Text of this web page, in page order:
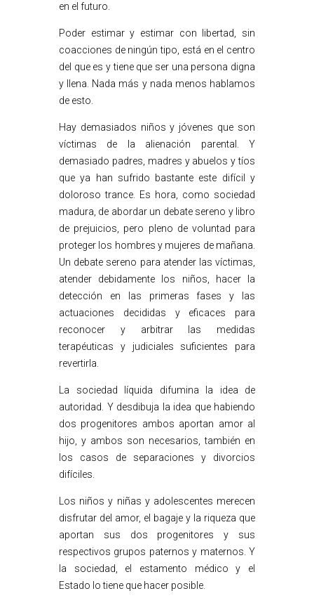
en el futuro.
Poder estimar y estimar con libertad, sin
coacciones de ningún tipo, está en el centro
del que es y tiene que ser una persona digna
y llena. Nada más y nada menos hablamos
de esto.
Hay demasiados niños y jóvenes que son
víctimas de la alienación parental. Y
demasiado padres, madres y abuelos y tíos
que ya han sufrido bastante este difícil y
doloroso trance. Es hora, como sociedad
madura, de abordar un debate sereno y libro
de prejuicios, pero pleno de voluntad para
proteger los hombres y mujeres de mañana.
Un debate sereno para atender las víctimas,
atender debidamente los niños, hacer la
detección en las primeras fases y las
actuaciones decididas y eficaces para
reconocer y arbitrar las medidas
terapéuticas y judiciales suficientes para
revertirla.
La sociedad líquida difumina la idea de
autoridad. Y desdibuja la idea que habiendo
dos progenitores ambos aportan amor al
hijo, y ambos son necesarios, también en
los casos de separaciones y divorcios
difíciles.
Los niños y niñas y adolescentes merecen
disfrutar del amor, el bagaje y la riqueza que
aportan sus dos progenitores y sus
respectivos grupos paternos y maternos. Y
la sociedad, el estamento médico y el
Estado lo tiene que hacer posible.